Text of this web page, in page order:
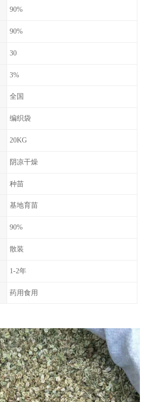
90%
90%
30
3%
全国
编织袋
20KG
阴凉干燥
种苗
基地育苗
90%
散装
1-2年
药用食用